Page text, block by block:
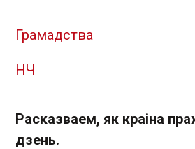
Грамадства
НЧ
Расказваем, як краіна
дзень.